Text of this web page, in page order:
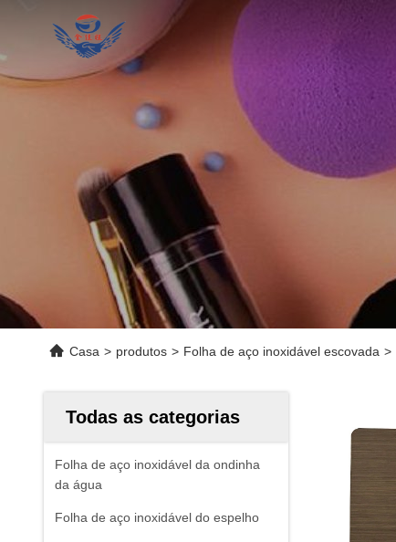
Casa > produtos > Folha de aço inoxidável escovada >
Todas as categorias
Folha de aço inoxidável da ondinha
da água
Folha de aço inoxidável do espelho